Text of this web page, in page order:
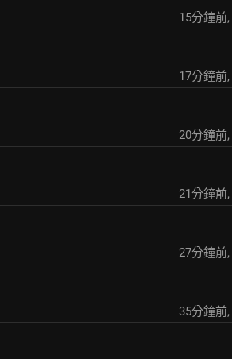
15分鐘前,
17分鐘前,
20分鐘前,
21分鐘前,
27分鐘前,
35分鐘前,